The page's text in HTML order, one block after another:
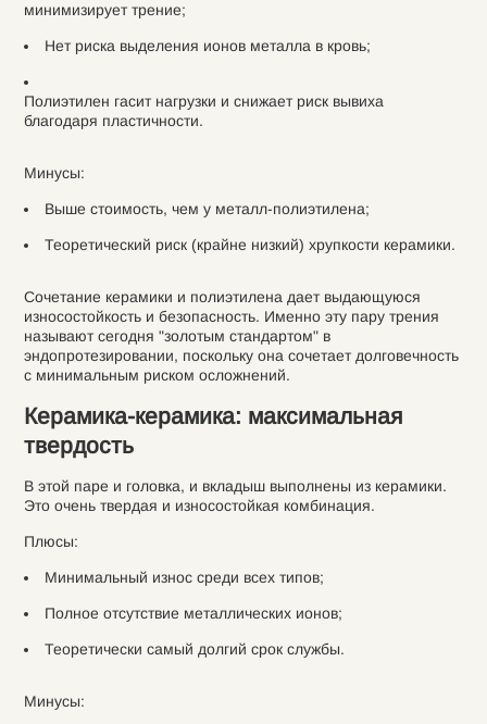
минимизирует трение;
Нет риска выделения ионов металла в кровь;
Полиэтилен гасит нагрузки и снижает риск вывиха
благодаря пластичности.
Минусы:
Выше стоимость, чем у металл-полиэтилена;
Теоретический риск (крайне низкий) хрупкости керамики.
Сочетание керамики и полиэтилена дает выдающуюся
износостойкость и безопасность. Именно эту пару трения
называют сегодня "золотым стандартом" в
эндопротезировании, поскольку она сочетает долговечность
с минимальным риском осложнений.
Керамика-керамика: максимальная
твердость
В этой паре и головка, и вкладыш выполнены из керамики.
Это очень твердая и износостойкая комбинация.
Плюсы:
Минимальный износ среди всех типов;
Полное отсутствие металлических ионов;
Теоретически самый долгий срок службы.
Минусы: